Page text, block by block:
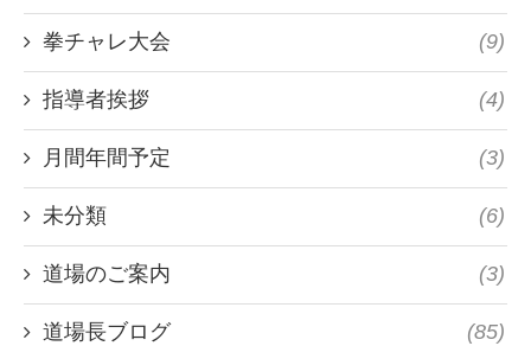
拳チャレ大会 (9)
指導者挨拶 (4)
月間年間予定 (3)
未分類 (6)
道場のご案内 (3)
道場長ブログ (85)